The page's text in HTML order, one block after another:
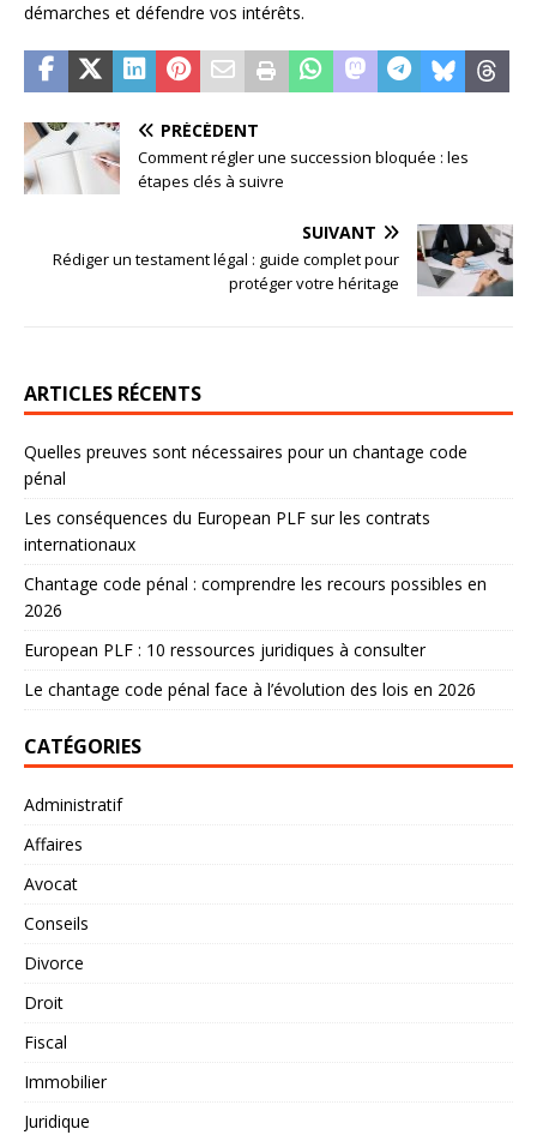
démarches et défendre vos intérêts.
PRÉCÉDENT
Comment régler une succession bloquée : les
étapes clés à suivre
SUIVANT
Rédiger un testament légal : guide complet pour
protéger votre héritage
ARTICLES RÉCENTS
Quelles preuves sont nécessaires pour un chantage code
pénal
Les conséquences du European PLF sur les contrats
internationaux
Chantage code pénal : comprendre les recours possibles en
2026
European PLF : 10 ressources juridiques à consulter
Le chantage code pénal face à l’évolution des lois en 2026
CATÉGORIES
Administratif
Affaires
Avocat
Conseils
Divorce
Droit
Fiscal
Immobilier
Juridique